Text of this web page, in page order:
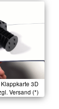
3D
Versand (*)